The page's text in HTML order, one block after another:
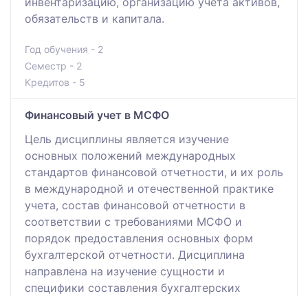
обязательств и капитала.
Год обучения - 2
Семестр - 2
Кредитов - 5
Финансовый учет в МСФО
Цель дисциплины является изучение
основных положений международных
стандартов финансовой отчетности, и их роль
в международной и отечественной практике
учета, состав финансовой отчетности в
соответствии с требованиями МСФО и
порядок предоставления основных форм
бухгалтерской отчетности. Дисциплина
направлена на изучение сущности и
специфики составления бухгалтерских